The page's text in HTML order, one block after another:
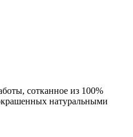
сотканное из 100%
натуральными